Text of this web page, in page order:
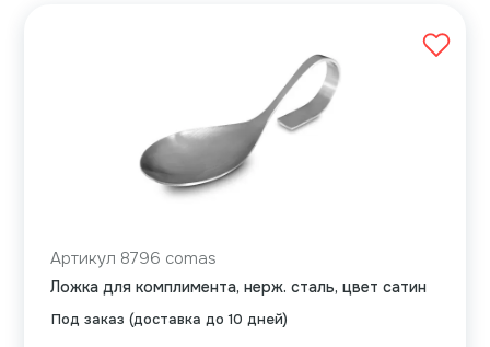
Под заказ (доставка до 10 дней)
Артикул 8796 comas
Ложка для комплимента, нерж. сталь, цвет сатин